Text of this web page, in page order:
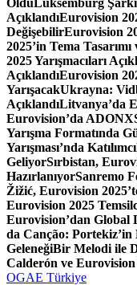
OlduLüksemburg
AçıklandıEurovision
DeğişebilirEurovision
2025’in Tema Tasarımı
2025 Yarışmacıları
AçıklandıEurovision
YarışacakUkrayna:
AçıklandıLitvanya’da
Eurovision’da
Yarışma Formatında
Yarışması’nda
GeliyorSırbistan,
HazırlanıyorSanremo
Žižić, Eurovision
Eurovision 2025
Eurovision’dan Global
da Canção:
GeleneğiBir Melodi ile
Calderón ve Eurovision
OGAE Türkiye